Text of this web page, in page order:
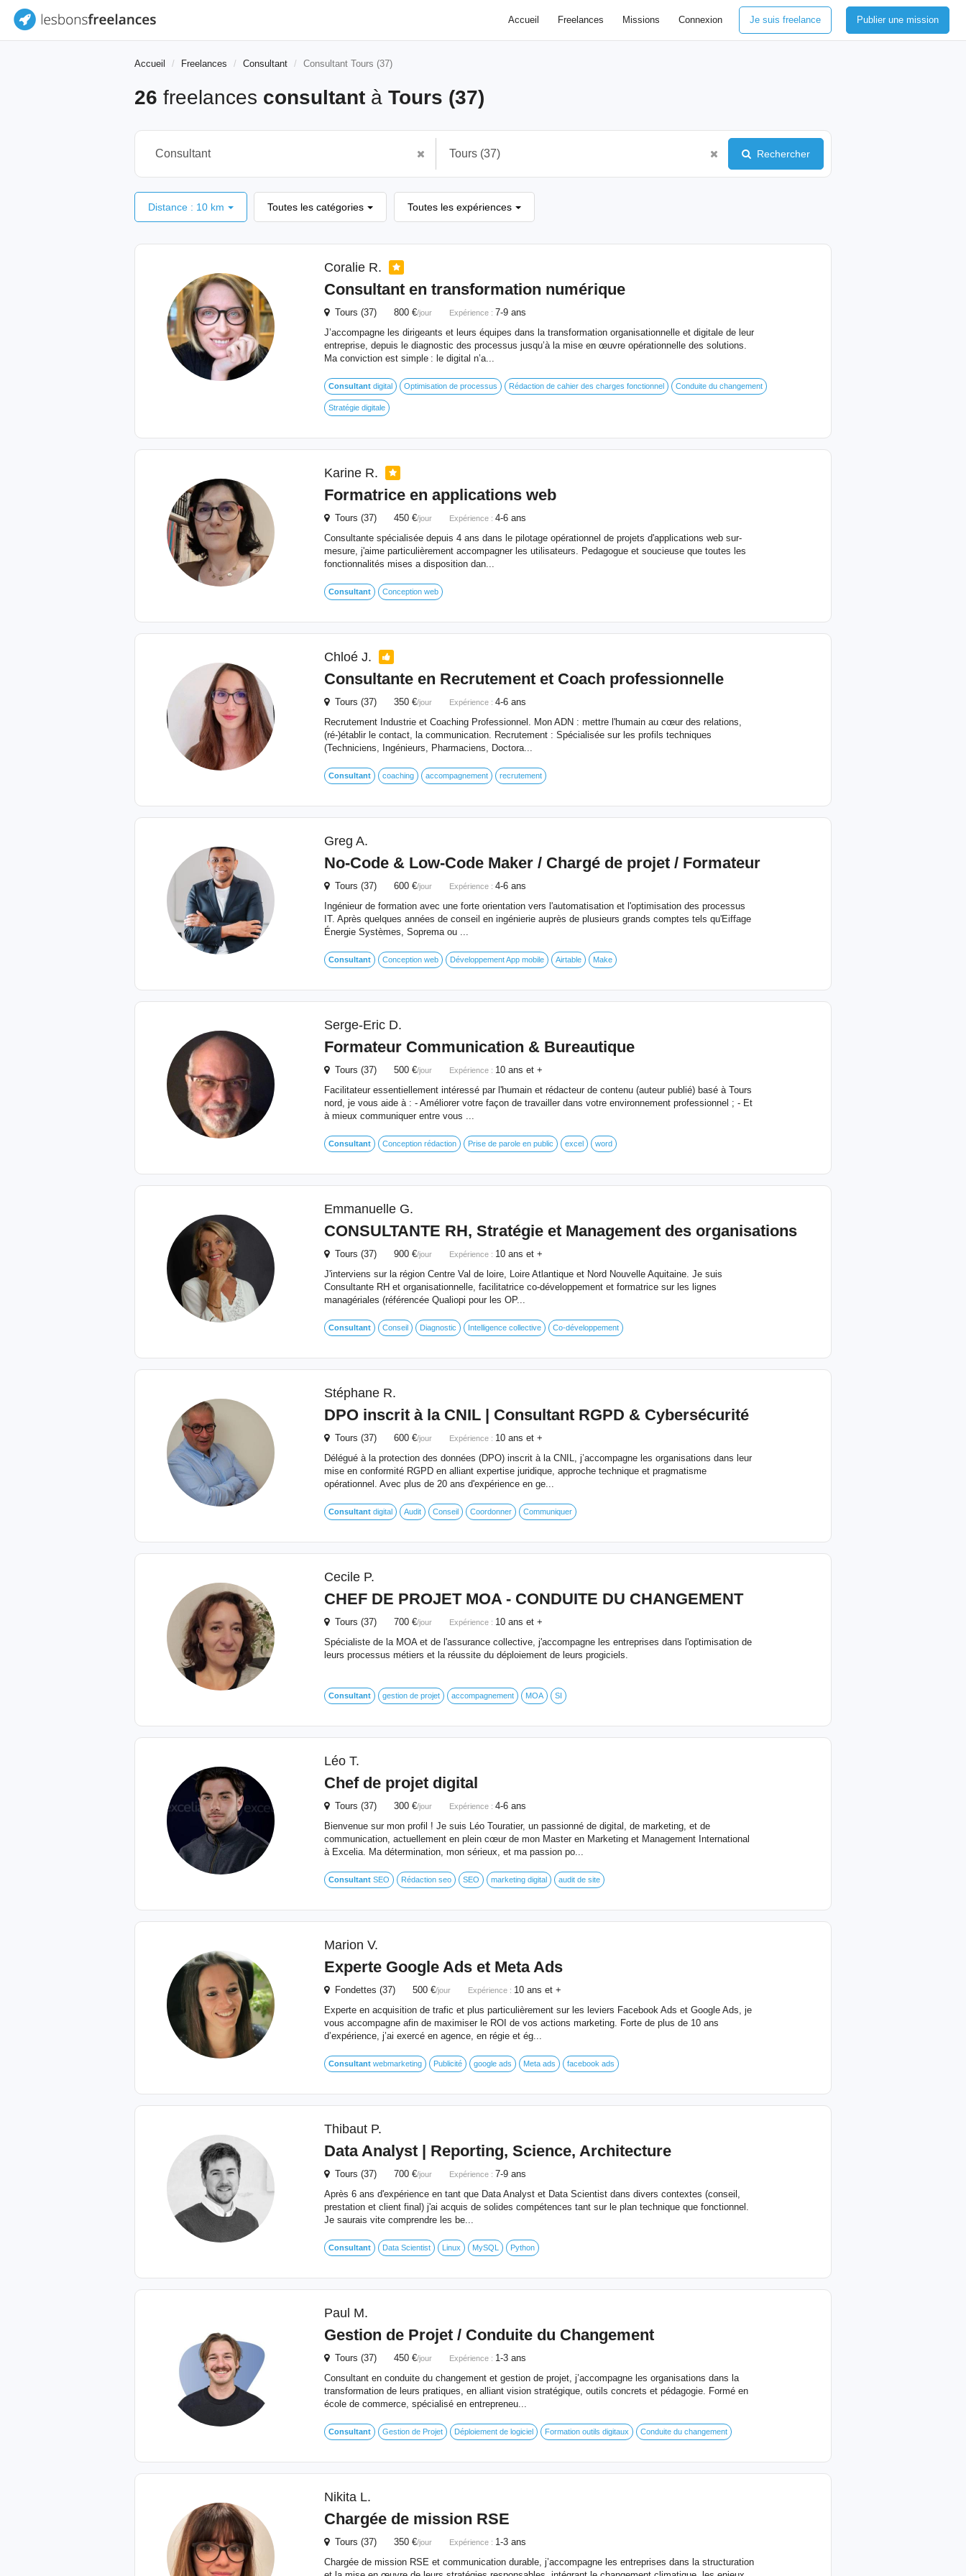
Accueil Freelances Missions Connexion Je suis freelance Publier une mission
Accueil Freelances Consultant Consultant Tours (37)
26 freelances consultant à Tours (37)
Rechercher
Distance : 10 km Toutes les catégories Toutes les expériences
Coralie R.
Consultanten transformation numérique
Tours (37) 800 €/jour Expérience : 7-9 ans
J’accompagne les dirigeants et leurs équipes dans la transformation organisationnelle et digitale de leur
entreprise, depuis le diagnostic des processus jusqu’à la mise en œuvre opérationnelle des solutions.
Ma conviction est simple : le digital n’a...
Consultantdigital Optimisation de processus Rédaction de cahier des charges fonctionnel Conduite du changement
Stratégie digitale
Karine R.
Formatrice en applications web
Tours (37) 450 €/jour Expérience : 4-6 ans
Consultante spécialisée depuis 4 ans dans le pilotage opérationnel de projets d'applications web sur-
mesure, j'aime particulièrement accompagner les utilisateurs. Pedagogue et soucieuse que toutes les
fonctionnalités mises a disposition dan...
Consultant Conception web
Chloé J.
Consultante en Recrutement et Coach professionnelle
Tours (37) 350 €/jour Expérience : 4-6 ans
Recrutement Industrie et Coaching Professionnel. Mon ADN : mettre l'humain au cœur des relations,
(ré-)établir le contact, la communication. Recrutement : Spécialisée sur les profils techniques
(Techniciens, Ingénieurs, Pharmaciens, Doctora...
Consultant coaching accompagnement recrutement
Greg A.
No-Code & Low-Code Maker / Chargé de projet / Formateur
Tours (37) 600 €/jour Expérience : 4-6 ans
Ingénieur de formation avec une forte orientation vers l'automatisation et l'optimisation des processus
IT. Après quelques années de conseil en ingénierie auprès de plusieurs grands comptes tels qu'Eiffage
Énergie Systèmes, Soprema ou ...
Consultant Conception web Développement App mobile Airtable Make
Serge-Eric D.
Formateur Communication & Bureautique
Tours (37) 500 €/jour Expérience : 10 ans et +
Facilitateur essentiellement intéressé par l'humain et rédacteur de contenu (auteur publié) basé à Tours
nord, je vous aide à : - Améliorer votre façon de travailler dans votre environnement professionnel ; - Et
à mieux communiquer entre vous ...
Consultant Conception rédaction Prise de parole en public excel word
Emmanuelle G.
CONSULTANTE RH, Stratégie et Management des organisations
Tours (37) 900 €/jour Expérience : 10 ans et +
J'interviens sur la région Centre Val de loire, Loire Atlantique et Nord Nouvelle Aquitaine. Je suis
Consultante RH et organisationnelle, facilitatrice co-développement et formatrice sur les lignes
managériales (référencée Qualiopi pour les OP...
Consultant Conseil Diagnostic Intelligence collective Co-développement
Stéphane R.
DPO inscrit à la CNIL | ConsultantRGPD & Cybersécurité
Tours (37) 600 €/jour Expérience : 10 ans et +
Délégué à la protection des données (DPO) inscrit à la CNIL, j’accompagne les organisations dans leur
mise en conformité RGPD en alliant expertise juridique, approche technique et pragmatisme
opérationnel. Avec plus de 20 ans d'expérience en ge...
Consultantdigital Audit Conseil Coordonner Communiquer
Cecile P.
CHEF DE PROJET MOA - CONDUITE DU CHANGEMENT
Tours (37) 700 €/jour Expérience : 10 ans et +
Spécialiste de la MOA et de l'assurance collective, j'accompagne les entreprises dans l'optimisation de
leurs processus métiers et la réussite du déploiement de leurs progiciels.
Consultant gestion de projet accompagnement MOA SI
Léo T.
Chef de projet digital
Tours (37) 300 €/jour Expérience : 4-6 ans
Bienvenue sur mon profil ! Je suis Léo Touratier, un passionné de digital, de marketing, et de
communication, actuellement en plein cœur de mon Master en Marketing et Management International
à Excelia. Ma détermination, mon sérieux, et ma passion po...
ConsultantSEO Rédaction seo SEO marketing digital audit de site
Marion V.
Experte Google Ads et Meta Ads
Fondettes (37) 500 €/jour Expérience : 10 ans et +
Experte en acquisition de trafic et plus particulièrement sur les leviers Facebook Ads et Google Ads, je
vous accompagne afin de maximiser le ROI de vos actions marketing. Forte de plus de 10 ans
d’expérience, j’ai exercé en agence, en régie et ég...
Consultantwebmarketing Publicité google ads Meta ads facebook ads
Thibaut P.
Data Analyst | Reporting, Science, Architecture
Tours (37) 700 €/jour Expérience : 7-9 ans
Après 6 ans d'expérience en tant que Data Analyst et Data Scientist dans divers contextes (conseil,
prestation et client final) j'ai acquis de solides compétences tant sur le plan technique que fonctionnel.
Je saurais vite comprendre les be...
Consultant Data Scientist Linux MySQL Python
Paul M.
Gestion de Projet / Conduite du Changement
Tours (37) 450 €/jour Expérience : 1-3 ans
Consultant en conduite du changement et gestion de projet, j’accompagne les organisations dans la
transformation de leurs pratiques, en alliant vision stratégique, outils concrets et pédagogie. Formé en
école de commerce, spécialisé en entrepreneu...
Consultant Gestion de Projet Déploiement de logiciel Formation outils digitaux Conduite du changement
Nikita L.
Chargée de mission RSE
Tours (37) 350 €/jour Expérience : 1-3 ans
Chargée de mission RSE et communication durable, j’accompagne les entreprises dans la structuration